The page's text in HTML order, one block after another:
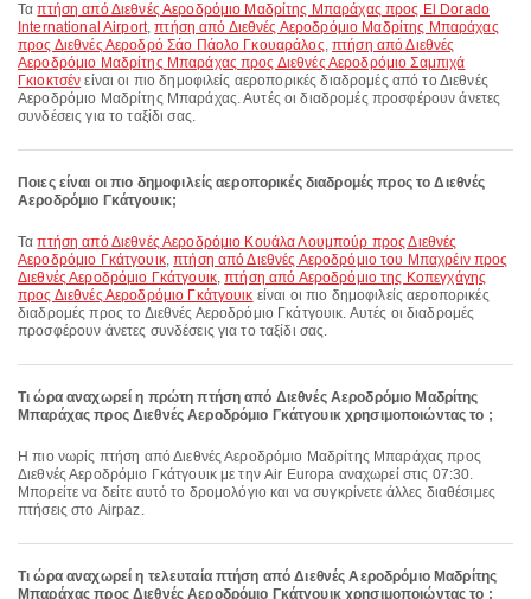
Ταπτήση από Διεθνές Αεροδρόμιο Μαδρίτης Μπαράχας προς El Dorado
International Airport,πτήση από Διεθνές Αεροδρόμιο Μαδρίτης Μπαράχας
προς Διεθνές Αεροδρό Σάο Πάολο Γκουαράλος,πτήση από Διεθνές
Αεροδρόμιο Μαδρίτης Μπαράχας προς Διεθνές Αεροδρόμιο Σαμπιχά
Γκιοκτσέν είναι οι πιο δημοφιλείς αεροπορικές διαδρομές από το Διεθνές
Αεροδρόμιο Μαδρίτης Μπαράχας. Αυτές οι διαδρομές προσφέρουν άνετες
συνδέσεις για το ταξίδι σας.
Ποιες είναι οι πιο δημοφιλείς αεροπορικές διαδρομές προς το Διεθνές
Αεροδρόμιο Γκάτγουικ;
Ταπτήση από Διεθνές Αεροδρόμιο Κουάλα Λουμπούρ προς Διεθνές
Αεροδρόμιο Γκάτγουικ,πτήση από Διεθνές Αεροδρόμιο του Μπαχρέιν προς
Διεθνές Αεροδρόμιο Γκάτγουικ,πτήση από Αεροδρόμιο της Κοπεγχάγης
προς Διεθνές Αεροδρόμιο Γκάτγουικ είναι οι πιο δημοφιλείς αεροπορικές
διαδρομές προς το Διεθνές Αεροδρόμιο Γκάτγουικ. Αυτές οι διαδρομές
προσφέρουν άνετες συνδέσεις για το ταξίδι σας.
Τι ώρα αναχωρεί η πρώτη πτήση από Διεθνές Αεροδρόμιο Μαδρίτης
Μπαράχας προς Διεθνές Αεροδρόμιο Γκάτγουικ χρησιμοποιώντας το ;
Η πιο νωρίς πτήση από Διεθνές Αεροδρόμιο Μαδρίτης Μπαράχας προς
Διεθνές Αεροδρόμιο Γκάτγουικ με την Air Europa αναχωρεί στις 07:30.
Μπορείτε να δείτε αυτό το δρομολόγιο και να συγκρίνετε άλλες διαθέσιμες
πτήσεις στο Airpaz.
Τι ώρα αναχωρεί η τελευταία πτήση από Διεθνές Αεροδρόμιο Μαδρίτης
Μπαράχας προς Διεθνές Αεροδρόμιο Γκάτγουικ χρησιμοποιώντας το ;